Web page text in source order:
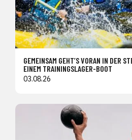
GEMEINSAM GEHT’S VORAN IN DER
EINEM TRAININGSLAGER-BOOT
03.08.26